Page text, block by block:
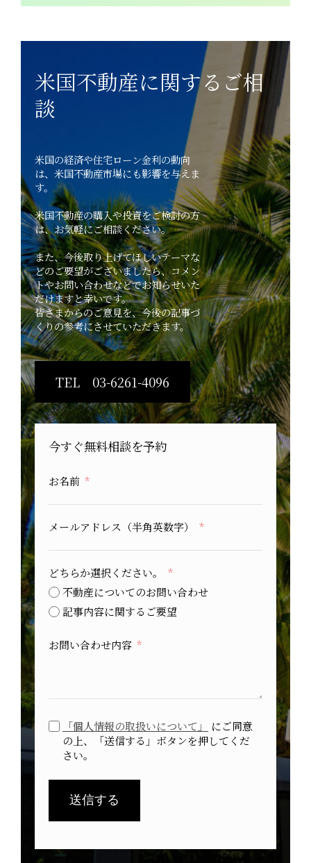
米国不動産に関するご相
談
米国の経済や住宅ローン金利の動向
は、米国不動産市場にも影響を与えま
す。
米国不動産の購入や投資をご検討の方
は、お気軽にご相談ください。
また、今後取り上げてほしいテーマな
どのご要望がございましたら、コメン
トやお問い合わせなどでお知らせいた
だけますと幸いです。
皆さまからのご意見を、今後の記事づ
くりの参考にさせていただきます。
TEL 03-6261-4096
今すぐ無料相談を予約
お名前
メールアドレス（半角英数字）
どちらか選択ください。
不動産についてのお問い合わせ
記事内容に関するご要望
お問い合わせ内容
「個人情報の取扱いについて」
にご同意
の上、「送信する」ボタンを押してくだ
さい。
送信する